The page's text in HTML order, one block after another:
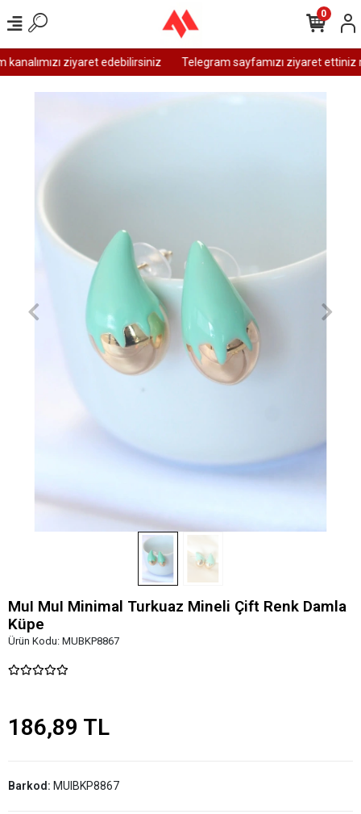
ziyaret edebilirsiniz Telegram sayfamızı ziyaret ettiniz
0
MuI MuI Minimal Turkuaz Mineli Çift Renk Damla
Küpe
Ürün Kodu: MUBKP8867
186,89 TL
Barkod: MUIBKP8867